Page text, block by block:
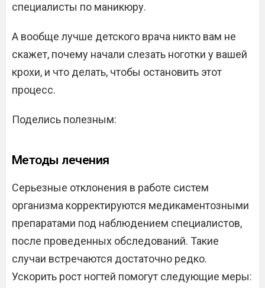
специалисты по маникюру.
А вообще лучше детского врача никто вам не
скажет, почему начали слезать ноготки у вашей
крохи, и что делать, чтобы остановить этот
процесс.
Поделись полезным:
Методы лечения
Серьезные отклонения в работе систем
организма корректируются медикаментозными
препаратами под наблюдением специалистов,
после проведенных обследований. Такие
случаи встречаются достаточно редко.
Ускорить рост ногтей помогут следующие меры: